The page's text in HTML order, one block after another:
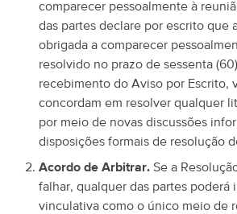
comparecer pessoalmente à
das partes declare por escrito que
obrigada a comparecer
resolvido no prazo de sessenta
recebimento do Aviso por Escrito,
concordam em resolver qualquer
por meio de novas discussões
disposições formais de resolução
Acordo de Arbitrar. Se a
falhar, qualquer das partes poderá
vinculativa como o único meio de